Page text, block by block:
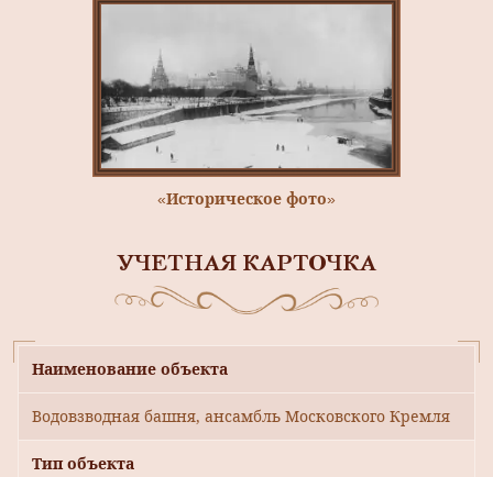
«Историческое фото»
УЧЕТНАЯ КАРТОЧКА
Наименование объекта
Водовзводная башня, ансамбль Московского Кремля
Тип объекта